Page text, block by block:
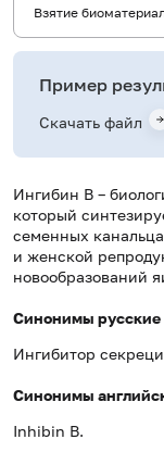
Ингибин В –
который
семенных
и женской
новообразований
Синонимы русские
Ингибитор
Синонимы
Inhibin B.
Взятие
Пример
Скачать файл